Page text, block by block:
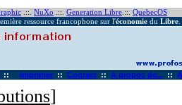
.::. NuXo .::. Generation Libre .::. QuebecOS
ressource francophone sur l'économie du Libre
Imprimer :: Contact :: A propos de... ::
]